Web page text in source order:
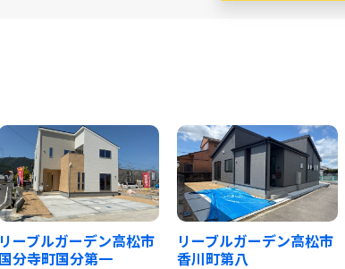
リーブルガーデン高松市
国分寺町国分第一
リーブルガーデン高松市
香川町第八